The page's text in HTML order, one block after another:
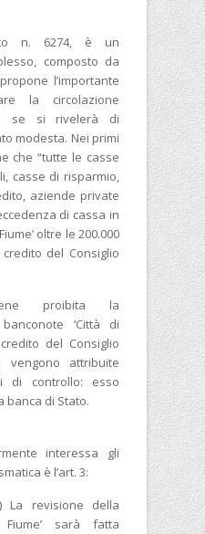
n. 6274, è un
composto da
l’importante
la circolazione
se si rivelerà di
modesta. Nei primi
che “tutte le casse
casse di risparmio,
aziende private
di cassa in
oltre le 200.000
credito del Consiglio
proibita la
‘Città di
credito del Consiglio
vengono attribuite
di controllo: esso
banca di Stato.
interessa gli
è l’art. 3:
La revisione della
sarà fatta